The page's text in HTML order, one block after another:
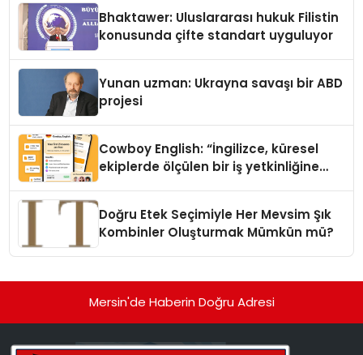
Bhaktawer: Uluslararası hukuk Filistin
konusunda çifte standart uyguluyor
Yunan uzman: Ukrayna savaşı bir ABD
projesi
Cowboy English: “İngilizce, küresel
ekiplerde ölçülen bir iş yetkinliğine
Doğru Etek Seçimiyle Her Mevsim Şık
Kombinler Oluşturmak Mümkün mü?
Mersin'de Haberin Doğru Adresi